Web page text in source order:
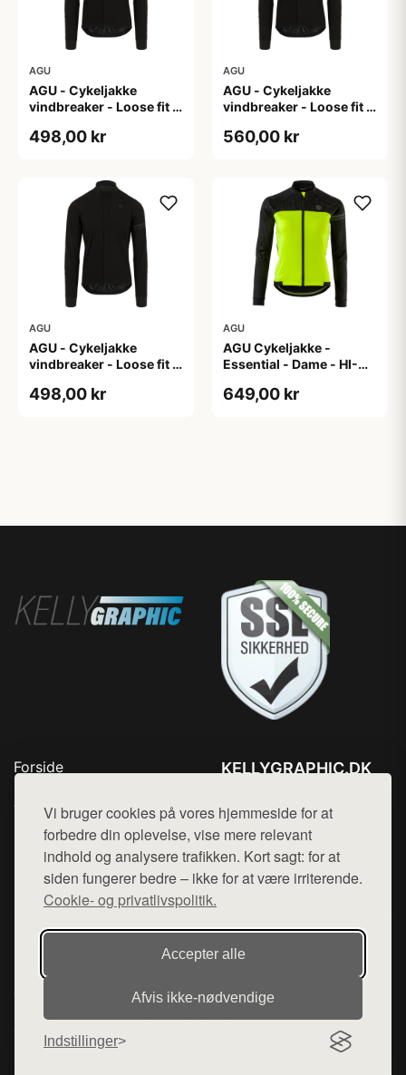
Vi bruger cookies på vores hjemmeside for at
forbedre din oplevelse, vise mere relevant
indhold og analysere trafikken. Kort sagt: for at
siden fungerer bedre – ikke for at være irriterende.
Cookie- og privatlivspolitik.
Accepter alle
Afvis ikke‑nødvendige
Indstillinger
AGU
AGU - Cykeljakke
vindbreaker - Loose fit -
498,00 kr
AGU
AGU - Cykeljakke
vindbreaker - Loose fit -
560,00 kr
AGU
AGU - Cykeljakke
vindbreaker - Loose fit -
498,00 kr
AGU
AGU Cykeljakke -
Essential - Dame - HI-
649,00 kr
Forside
Top Rabatter
Blog
Kontakt
KELLYGRAPHIC.DK
Mail: hej@want.dk
Cookie- og privatlivspolitik
Denne side er en del af want.dk, der udgiver en række
hjemmesider med præsentation af forskellige produkter fra
diverse webshops. Der sælges ikke varer fra denne side - vi
varerne på lager.